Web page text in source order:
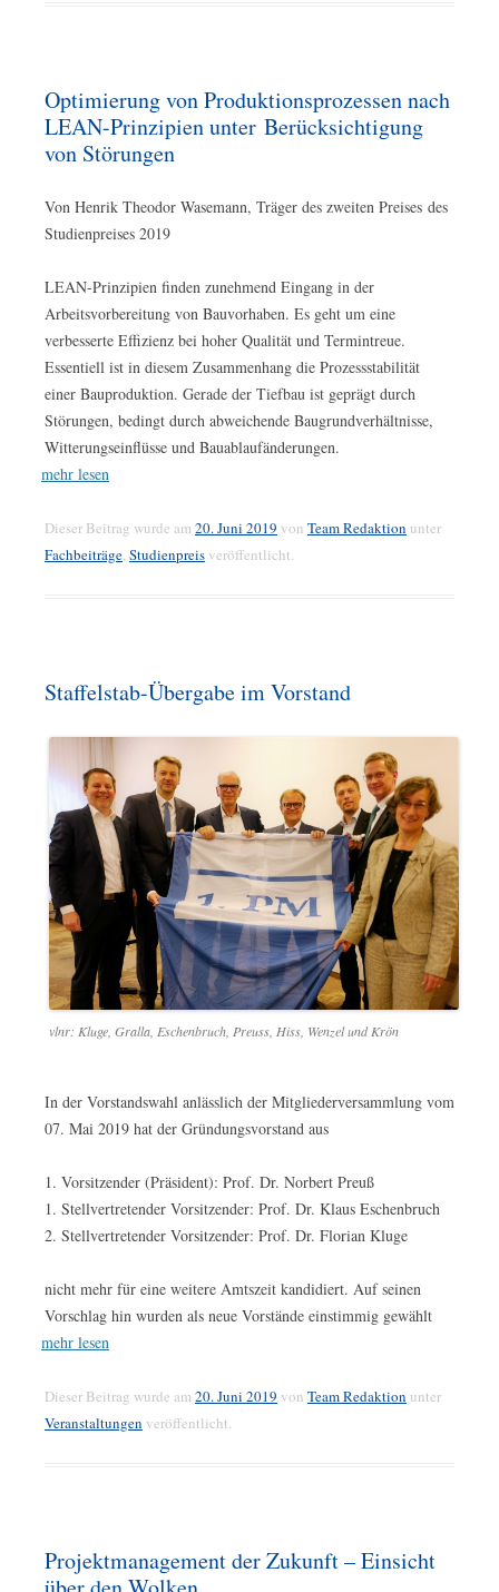
Optimierung von Produktionsprozessen nach
LEAN-Prinzipien unter Berücksichtigung
von Störungen
Von Henrik Theodor Wasemann, Träger des zweiten Preises des
Studienpreises 2019
LEAN-Prinzipien finden zunehmend Eingang in der
Arbeitsvorbereitung von Bauvorhaben. Es geht um eine
verbesserte Effizienz bei hoher Qualität und Termintreue.
Essentiell ist in diesem Zusammenhang die Prozessstabilität
einer Bauproduktion. Gerade der Tiefbau ist geprägt durch
Störungen, bedingt durch abweichende Baugrundverhältnisse,
Witterungseinflüsse und Bauablaufänderungen.
mehr lesen
Dieser Beitrag wurde am20. Juni 2019 von Team Redaktion unter
Fachbeiträge, Studienpreis veröffentlicht.
Staffelstab-Übergabe im Vorstand
vlnr: Kluge, Gralla, Eschenbruch, Preuss, Hiss, Wenzel und Krön
In der Vorstandswahl anlässlich der Mitgliederversammlung vom
07. Mai 2019 hat der Gründungsvorstand aus
1. Vorsitzender (Präsident): Prof. Dr. Norbert Preuß
1. Stellvertretender Vorsitzender: Prof. Dr. Klaus Eschenbruch
2. Stellvertretender Vorsitzender: Prof. Dr. Florian Kluge
nicht mehr für eine weitere Amtszeit kandidiert. Auf seinen
Vorschlag hin wurden als neue Vorstände einstimmig gewählt
mehr lesen
Dieser Beitrag wurde am20. Juni 2019 von Team Redaktion unter
Veranstaltungen veröffentlicht.
Projektmanagement der Zukunft – Einsicht